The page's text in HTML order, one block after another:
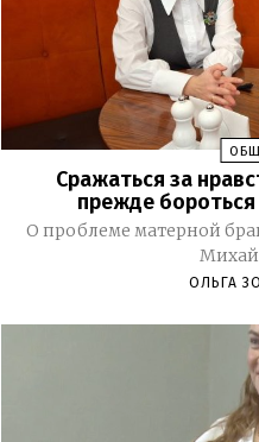
Сражаться за
прежде
О проблеме матерной
ОЛЬГА